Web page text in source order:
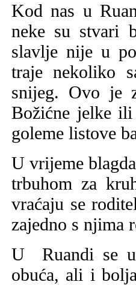
Kod nas u
neke su stvari
slavlje nije u
traje nekoliko
snijeg. Ovo je
Božićne jelke
goleme listove
U vrijeme
trbuhom za
vraćaju se
zajedno s njima
U Ruandi se u
obuća, ali i